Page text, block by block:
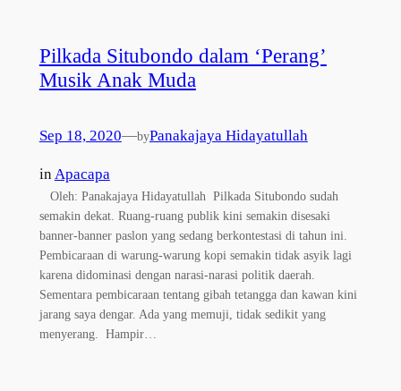
Pilkada Situbondo dalam ‘Perang’
Musik Anak Muda
Sep 18, 2020—byPanakajaya Hidayatullah
in Apacapa
Oleh: Panakajaya Hidayatullah Pilkada Situbondo sudah
semakin dekat. Ruang-ruang publik kini semakin disesaki
banner-banner paslon yang sedang berkontestasi di tahun ini.
Pembicaraan di warung-warung kopi semakin tidak asyik lagi
karena didominasi dengan narasi-narasi politik daerah.
Sementara pembicaraan tentang gibah tetangga dan kawan kini
jarang saya dengar. Ada yang memuji, tidak sedikit yang
menyerang. Hampir…